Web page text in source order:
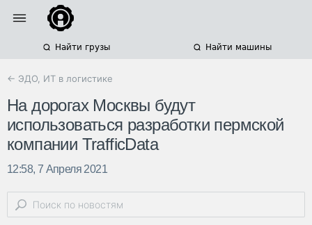
Найти грузы Найти машины
← ЭДО, ИТ в логистике
На дорогах Москвы будут
использоваться разработки пермской
компании TrafficData
12:58, 7 Апреля 2021